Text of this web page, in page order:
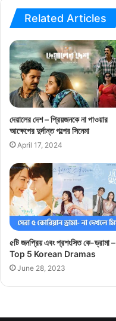
Related Articles
দেয়ালের দেশ – প্রিয়জনকে না পাওয়ার
আক্ষেপের দুর্দান্ত গল্পের সিনেমা
April 17, 2024
৫টি জনপ্রিয় এবং প্রশংসিত কে-ড্রামা –
Top 5 Korean Dramas
June 28, 2023